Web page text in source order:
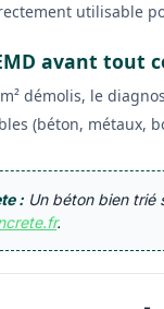
utilisable
avant tout
démolis, le
(béton, métaux,
: Un béton bien
.